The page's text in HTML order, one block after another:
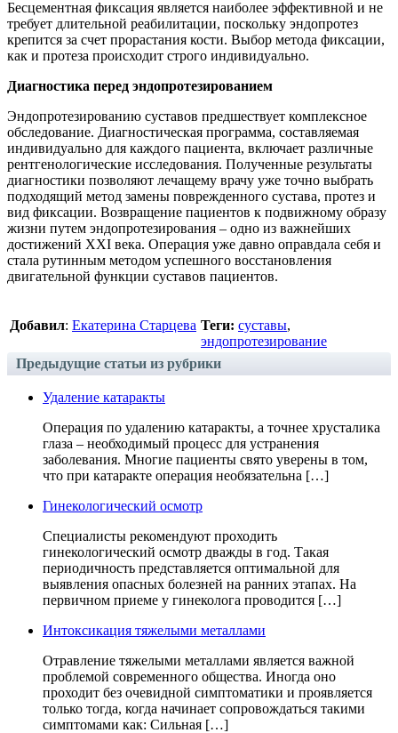
Бесцементная фиксация является наиболее эффективной и не
требует длительной реабилитации, поскольку эндопротез
крепится за счет прорастания кости. Выбор метода фиксации,
как и протеза происходит строго индивидуально.
Диагностика перед эндопротезированием
Эндопротезированию суставов предшествует комплексное
обследование. Диагностическая программа, составляемая
индивидуально для каждого пациента, включает различные
рентгенологические исследования. Полученные результаты
диагностики позволяют лечащему врачу уже точно выбрать
подходящий метод замены поврежденного сустава, протез и
вид фиксации. Возвращение пациентов к подвижному образу
жизни путем эндопротезирования – одно из важнейших
достижений XXI века. Операция уже давно оправдала себя и
стала рутинным методом успешного восстановления
двигательной функции суставов пациентов.
Добавил: Екатерина Старцева Теги: суставы,
эндопротезирование
Предыдущие статьи из рубрики
Удаление катаракты
Операция по удалению катаракты, а точнее хрусталика
глаза – необходимый процесс для устранения
заболевания. Многие пациенты свято уверены в том,
что при катаракте операция необязательна […]
Гинекологический осмотр
Специалисты рекомендуют проходить
гинекологический осмотр дважды в год. Такая
периодичность представляется оптимальной для
выявления опасных болезней на ранних этапах. На
первичном приеме у гинеколога проводится […]
Интоксикация тяжелыми металлами
Отравление тяжелыми металлами является важной
проблемой современного общества. Иногда оно
проходит без очевидной симптоматики и проявляется
только тогда, когда начинает сопровождаться такими
симптомами как: Сильная […]